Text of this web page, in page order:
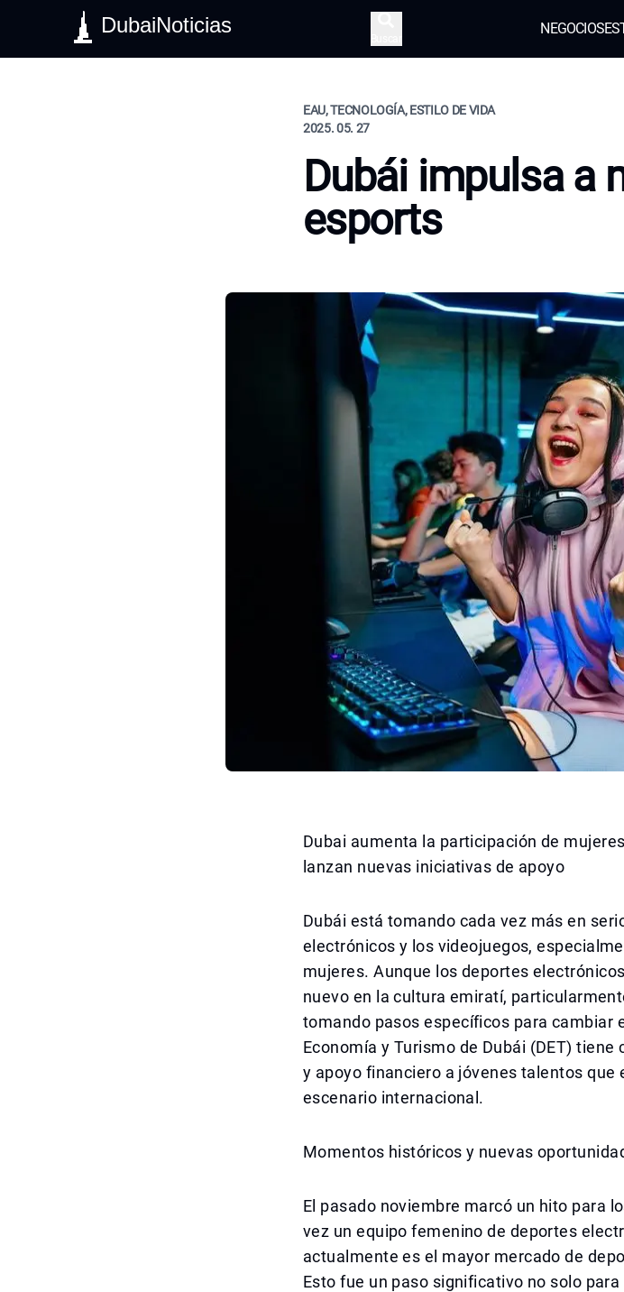
DubaiNoticias NEGOCIOS
EAU, TECNOLOGÍA, ESTILO DE VIDA
2025. 05. 27
Dubái impulsa a
esports
Dubai aumenta la participación de
lanzan nuevas iniciativas de apoyo
Dubái está tomando cada vez más en
electrónicos y los videojuegos,
mujeres. Aunque los deportes
nuevo en la cultura emiratí,
tomando pasos específicos para cambiar
Economía y Turismo de Dubái (DET)
y apoyo financiero a jóvenes talentos que
escenario internacional.
Momentos históricos y nuevas
El pasado noviembre marcó un hito para
vez un equipo femenino de deportes
actualmente es el mayor mercado de
Esto fue un paso significativo no solo